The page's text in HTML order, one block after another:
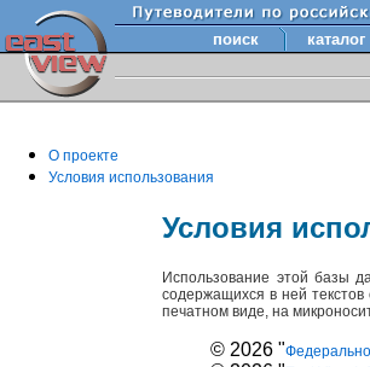
поиск каталог
О проекте
Условия использования
Условия
Использование этой базы
содержащихся в ней
печатном виде, на
© 2026 "